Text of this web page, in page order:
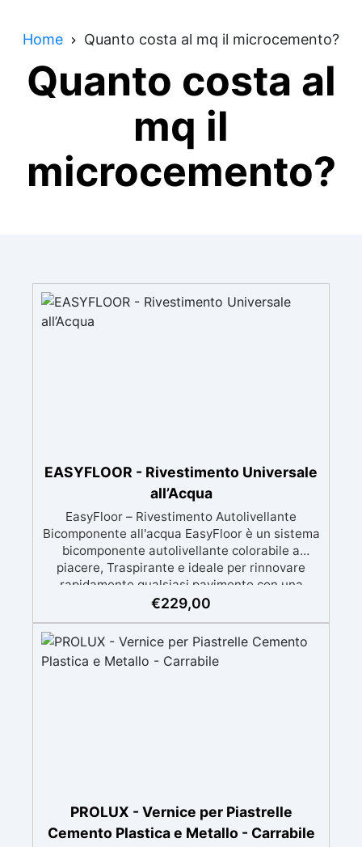
Home Quanto costa al mq il microcemento?
Quanto costa al
mq il
microcemento?
EASYFLOOR - Rivestimento Universale
all’Acqua
EasyFloor – Rivestimento Autolivellante
Bicomponente all'acqua EasyFloor è un sistema
bicomponente autolivellante colorabile a
piacere, Traspirante e ideale per rinnovare
rapidamente qualsiasi pavimento con una
finitura resistente, uniforme e personalizzabile.
su superfici difficili anche verticali. Riempie
crepe e irregolarità del pavimento.
Rinnovandolo con una sola passata. 🔹 Senza
giorno successivo
€229,00
PROLUX - Vernice per Piastrelle
Cemento Plastica e Metallo - Carrabile